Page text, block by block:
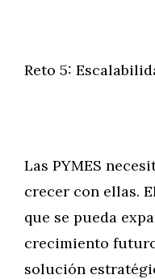
Reto 5:
Las PYMES
crecer con ellas.
que se pueda
crecimiento
solución